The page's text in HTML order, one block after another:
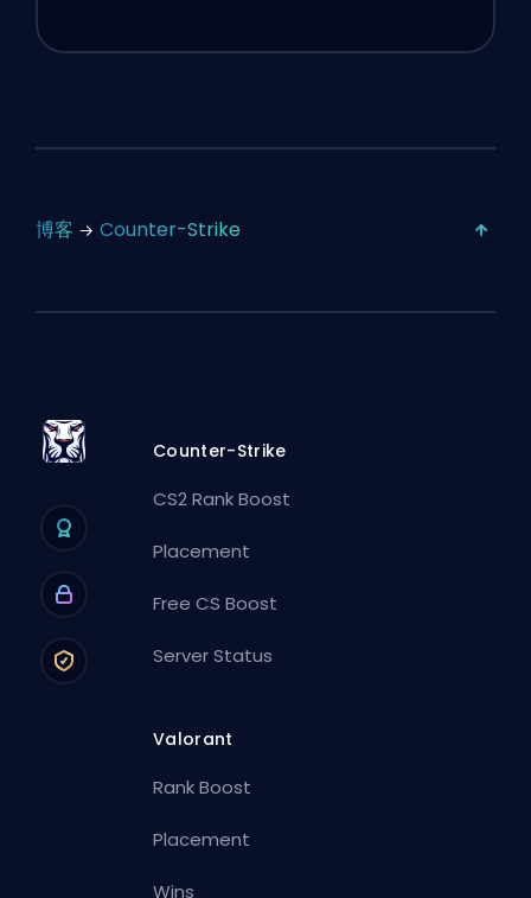
博客 Counter-Strike
Counter-Strike
CS2 Rank Boost
Placement
Free CS Boost
Server Status
Valorant
Rank Boost
Placement
Wins